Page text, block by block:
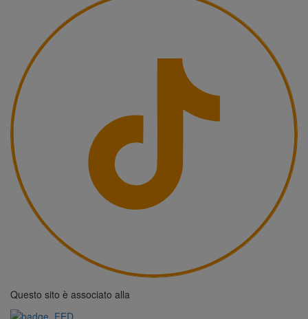
Questo sito è associato alla